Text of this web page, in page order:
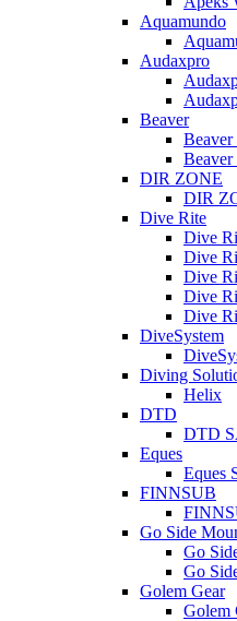
Aquamundo
Audaxpro
Beaver
DIR ZONE
DIR
Dive Rite
Dive
Dive
Dive
Dive
Dive
DiveSystem
Diving
Helix
DTD
DTD
Eques
Eques
FINNSUB
Go Side
Go
Go
Golem Gear
Golem